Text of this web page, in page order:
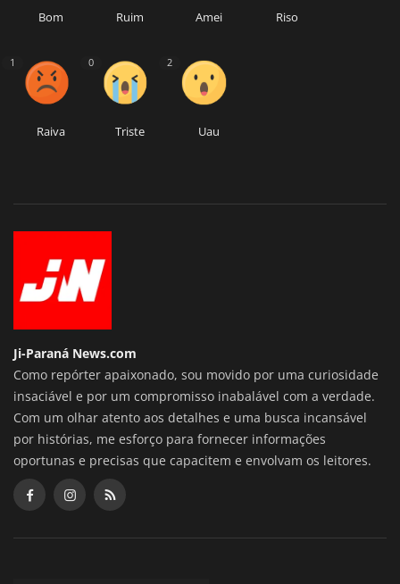
Bom Ruim Amei Riso
1
Raiva
0
Triste
2
Uau
Ji-Paraná News.com
Como repórter apaixonado, sou movido por uma curiosidade
insaciável e por um compromisso inabalável com a verdade.
Com um olhar atento aos detalhes e uma busca incansável
por histórias, me esforço para fornecer informações
oportunas e precisas que capacitem e envolvam os leitores.